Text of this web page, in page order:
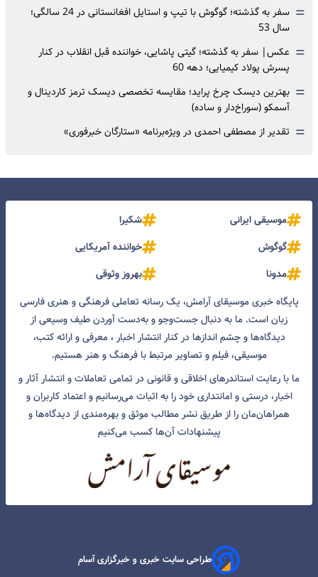
=
سفر به گذشته؛ گوگوش با تیپ و استایل افغانستانی در 24 سالگی؛
سال 53
= عکس| سفر به گذشته؛ گیتی پاشایی، خواننده قبل انقلاب در کنار
پسرش پولاد کیمیایی؛ دهه 60
= بهترین دیسک چرخ پراید؛ مقایسه تخصصی دیسک ترمز کاردینال و
آسمکو (سوراخ‌دار و ساده)
= تقدیر از مصطفی احمدی در ویژه‌برنامه «ستارگان خبرفوری»
موسیقی ایرانی
شکیرا
گوگوش
خواننده آمریکایی
مدونا
بهروز وثوقی
پایگاه خبری موسیقای آرامش، یک رسانه تعاملی فرهنگی و هنری فارسی
زبان است. ما به دنبال جست‌و‌جو و به‌دست آوردن طیف وسیعی از
دیدگاه‌ها و چشم انداز‌ها در کنار انتشار اخبار ، معرفی و ارائه کتب،
موسیقی، فیلم و تصاویر مرتبط با فرهنگ و هنر هستیم.
ما با رعایت استاندرهای اخلاقی و قانونی در تمامی تعاملات و انتشار آثار و
اخبار، درستی و امانتداری خود را به اثبات می‌رسانیم و اعتماد کاربران و
همراهان‌مان را از طریق نشر مطالب موثق و بهره‌مندی از دیدگاه‌ها و
پیشنهادات آن‌ها کسب می‌کنیم
طراحی سایت خبری و خبرگزاری آسام